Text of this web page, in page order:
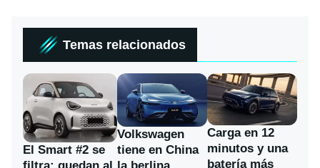
Temas relacionados
El Smart #2 se
filtra: quedan al
Volkswagen
tiene en China
Carga en 12
minutos y una
batería más